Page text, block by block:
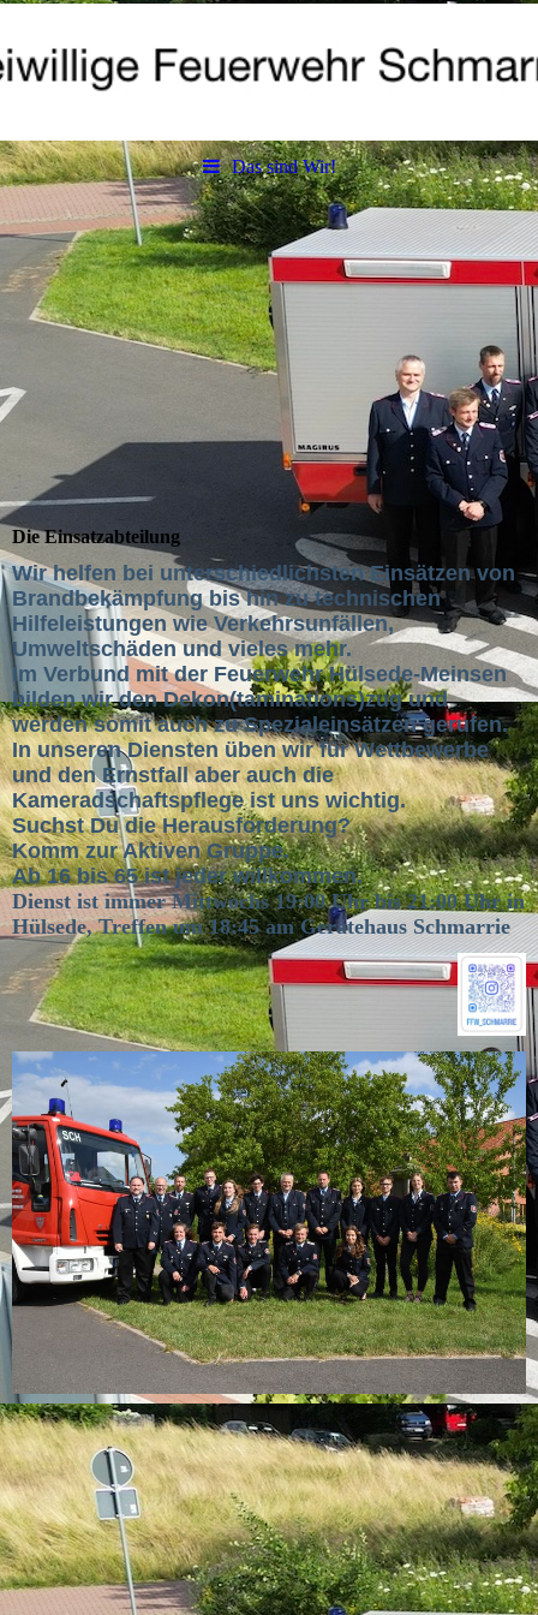
Das sind Wir!
Ihr U ntertitel
Die Einsatzabteilung
Wir helfen bei unterschiedlichsten Einsätzen von
Brandbekämpfung bis hin zu technischen
Hilfeleistungen wie Verkehrsunfällen,
Umweltschäden und vieles mehr.
Im Verbund mit der Feuerwehr Hülsede-Meinsen
bilden wir den Dekon(taminations)zug und
werden somit auch zu Spezialeinsätzen gerufen.
In unseren Diensten üben wir für Wettbewerbe
und den Ernstfall aber auch die
Kameradschaftspflege ist uns wichtig.
Suchst Du die Herausforderung?
Komm zur Aktiven Gruppe.
Ab 16 bis 65 ist jeder willkommen.
Dienst ist immer Mittwochs 19:00 Uhr bis 21:00 Uhr in
Hülsede, Treffen um 18:45 amGerätehaus Schmarrie